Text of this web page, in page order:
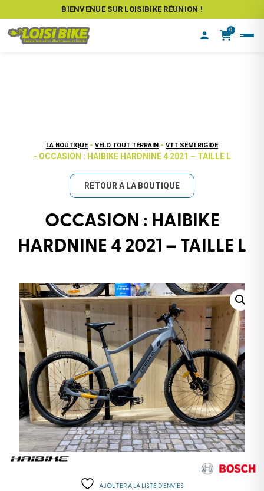
BIENVENUE SUR LOISIBIKE RÉUNION !
0
LA BOUTIQUE - VELO TOUT TERRAIN - VTT SEMI RIGIDE
- OCCASION : HAIBIKE HARDNINE 4 2021 – TAILLE L
RETOUR A LA BOUTIQUE
OCCASION : HAIBIKE
HARDNINE 4 2021 – TAILLE L
AJOUTER À LA LISTE D’ENVIES